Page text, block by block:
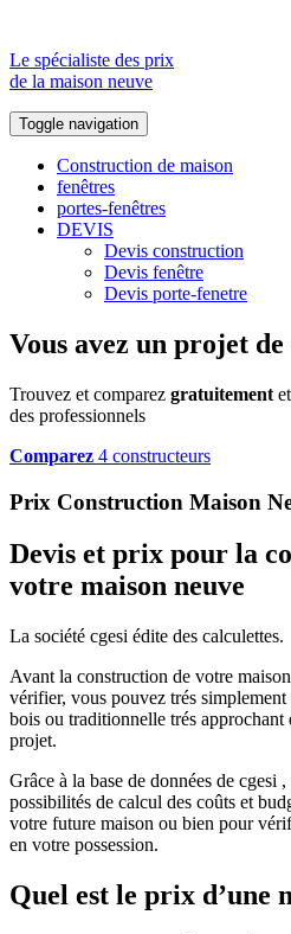
Le spécialiste des prix
de la maison neuve
Toggle navigation
Construction de maison
fenêtres
portes-fenêtres
DEVIS
Devis construction
Devis fenêtre
Devis porte-fenetre
Vous avez un projet
Trouvez et comparez gratuitement et
des professionnels
Comparez 4 constructeurs
Prix Construction Maison
Devis et prix pour la
votre maison neuve
La société cgesi édite des calculettes.
Avant la construction de votre
vérifier, vous pouvez trés
bois ou traditionnelle trés
projet.
Grâce à la base de données de cgesi
possibilités de calcul des coûts et
votre future maison ou bien pour
en votre possession.
Quel est le prix d’une